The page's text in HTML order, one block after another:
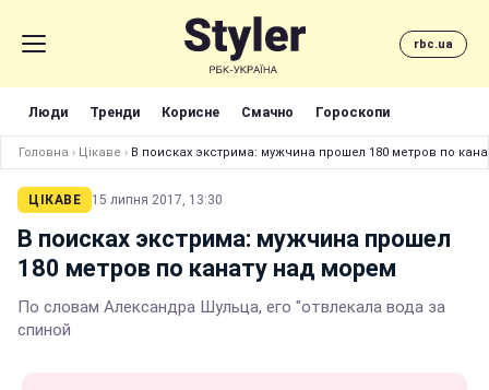
rbc.ua
Люди Тренди Корисне Смачно Гороскопи
Головна › Цікаве › В поисках экстрима: мужчина прошел 180 метров по
ЦІКАВЕ 15 липня 2017, 13:30
В поисках экстрима: мужчина прошел
180 метров по канату над морем
По словам Александра Шульца, его "отвлекала вода за
спиной